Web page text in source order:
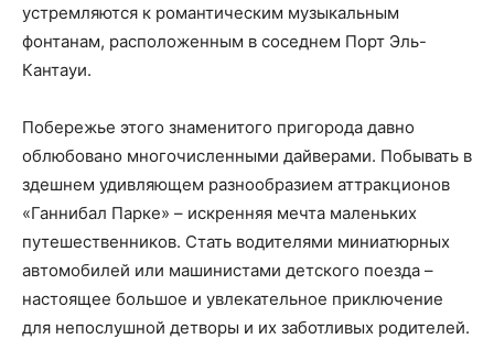
устремляются к романтическим музыкальным
фонтанам, расположенным в соседнем Порт Эль-
Кантауи.
Побережье этого знаменитого пригорода давно
облюбовано многочисленными дайверами. Побывать в
здешнем удивляющем разнообразием аттракционов
«Ганнибал Парке» – искренняя мечта маленьких
путешественников. Стать водителями миниатюрных
автомобилей или машинистами детского поезда –
настоящее большое и увлекательное приключение
для непослушной детворы и их заботливых родителей.